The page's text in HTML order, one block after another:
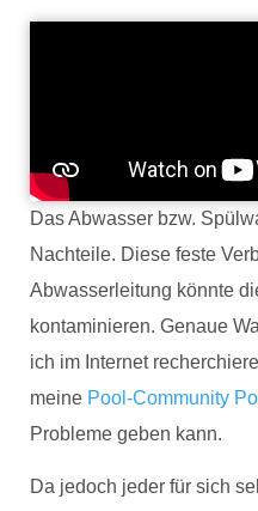
Das Abwasser bzw.
Nachteile. Diese feste
Abwasserleitung könnte
kontaminieren. Genaue
ich im Internet
meine Pool-Community
Probleme geben kann.
Da jedoch jeder für sich